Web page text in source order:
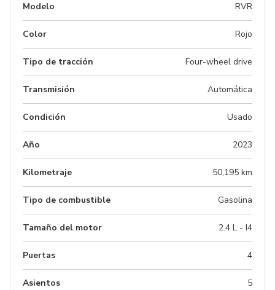
Modelo RVR
Color Rojo
Tipo de tracción Four-wheel drive
Transmisión Automática
Condición Usado
Año 2023
Kilometraje 50,195 km
Tipo de combustible Gasolina
Tamaño del motor 2.4 L - I4
Puertas 4
Asientos 5